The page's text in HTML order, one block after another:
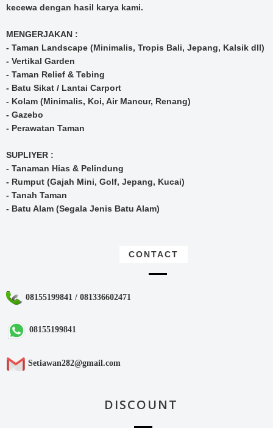
kecewa dengan hasil karya kami.
MENGERJAKAN :
- Taman Landscape (Minimalis, Tropis Bali, Jepang, Kalsik dll)
- Vertikal Garden
- Taman Relief & Tebing
- Batu Sikat / Lantai Carport
- Kolam (Minimalis, Koi, Air Mancur, Renang)
- Gazebo
- Perawatan Taman
SUPLIYER :
- Tanaman Hias & Pelindung
- Rumput (Gajah Mini, Golf, Jepang, Kucai)
- Tanah Taman
- Batu Alam (Segala Jenis Batu Alam)
CONTACT
08155199841 / 081336602471
08155199841
Setiawan282@gmail.com
DISCOUNT